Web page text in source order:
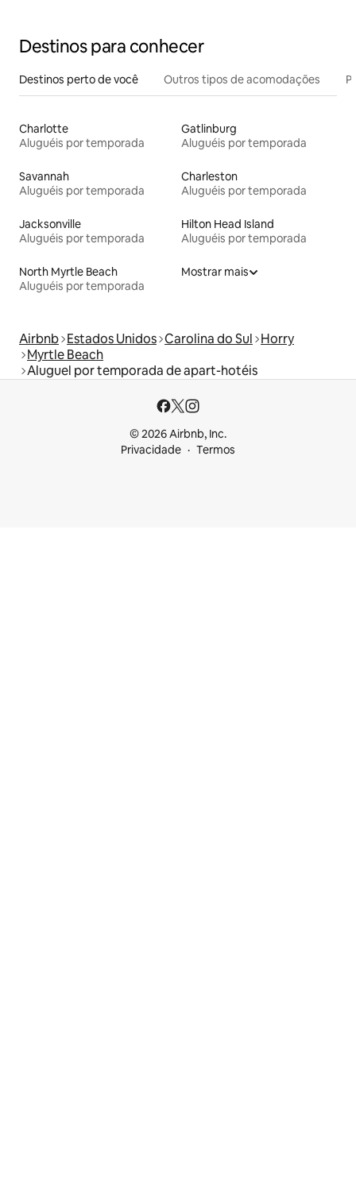
Destinos para conhecer
Destinos perto de você Outros tipos de acomodações
Charlotte
Aluguéis por temporada
Gatlinburg
Aluguéis por temporada
Savannah
Aluguéis por temporada
Charleston
Aluguéis por temporada
Jacksonville
Aluguéis por temporada
Hilton Head Island
Aluguéis por temporada
North Myrtle Beach
Aluguéis por temporada
Mostrar mais
Airbnb Estados Unidos Carolina do Sul Horry
Myrtle Beach
Aluguel por temporada de apart-hotéis
© 2026 Airbnb, Inc.
Privacidade
Termos